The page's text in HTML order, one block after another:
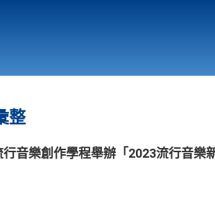
整
音樂創作學程舉辦「2023流行音樂